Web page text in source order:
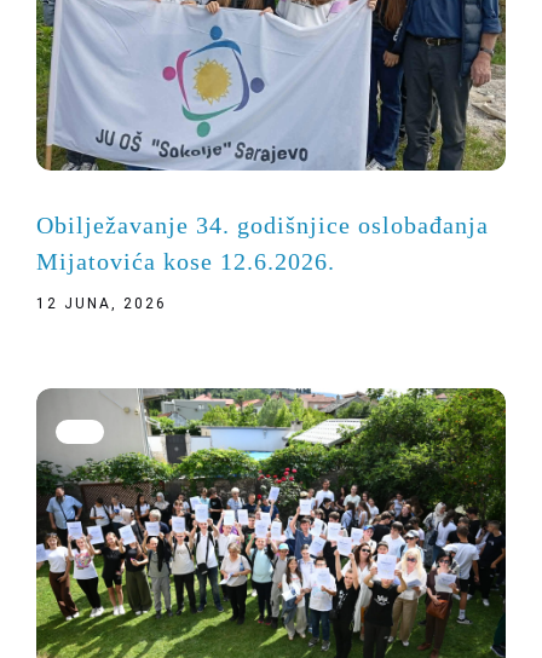
Obilježavanje 34. godišnjice oslobađanja
Mijatovića kose 12.6.2026.
12 JUNA, 2026